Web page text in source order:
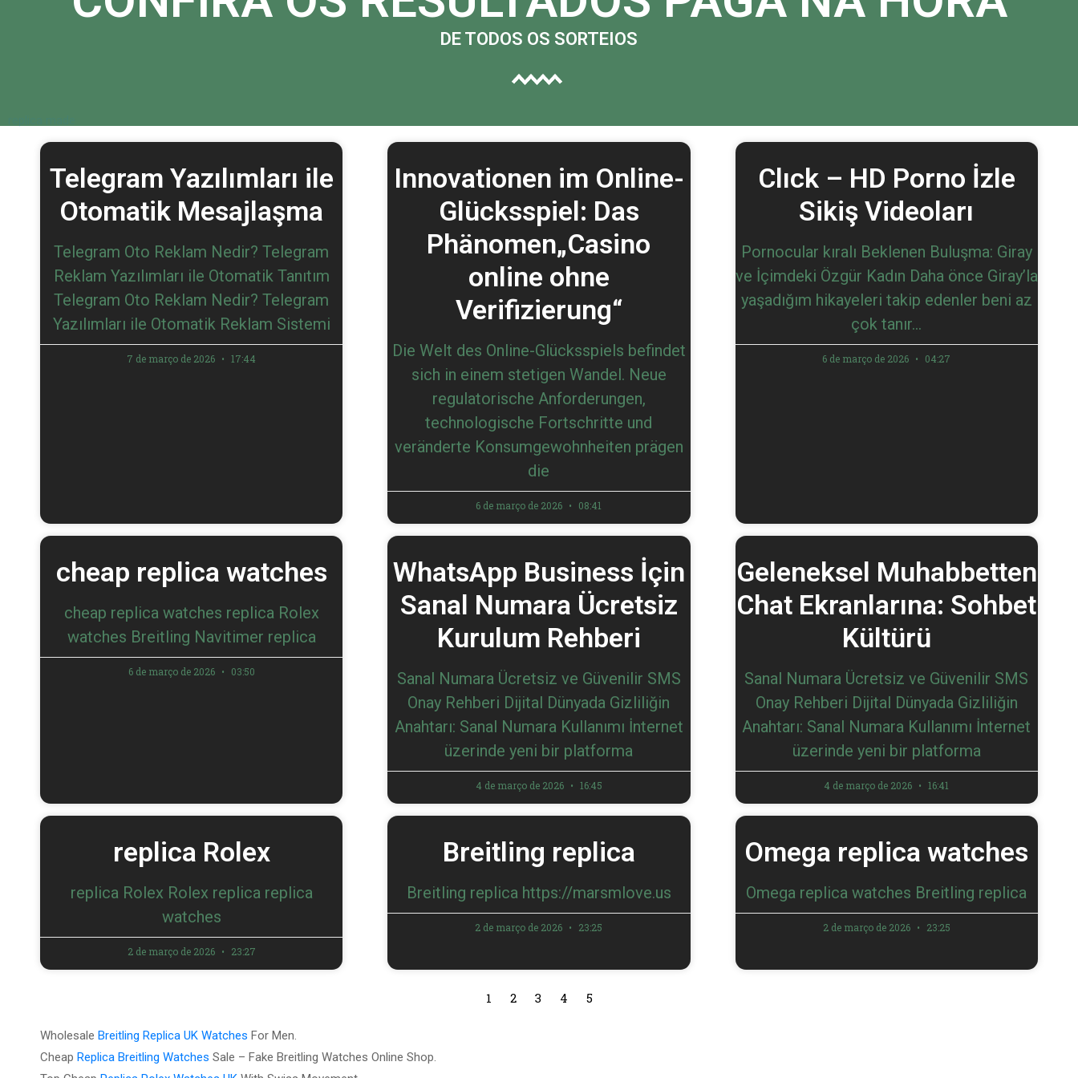
DE TODOS OS SORTEIOS
Telegram Yazılımları ile
Otomatik Mesajlaşma
Telegram Oto Reklam Nedir? Telegram
Reklam Yazılımları ile Otomatik Tanıtım
Telegram Oto Reklam Nedir? Telegram
Yazılımları ile Otomatik Reklam Sistemi
7 de março de 2026 17:44
Innovationen im Online-
Glücksspiel: Das
Phänomen„Casino
online ohne
Verifizierung“
Die Welt des Online-Glücksspiels befindet
sich in einem stetigen Wandel. Neue
regulatorische Anforderungen,
technologische Fortschritte und
veränderte Konsumgewohnheiten prägen
die
6 de março de 2026 08:41
Clıck – HD Porno İzle
Sikiş Videoları
Pornocular kıralı Beklenen Buluşma: Giray
ve İçimdeki Özgür Kadın Daha önce Giray’la
yaşadığım hikayeleri takip edenler beni az
çok tanır…
6 de março de 2026 04:27
cheap replica watches
cheap replica watches replica Rolex
watches Breitling Navitimer replica
6 de março de 2026 03:50
WhatsApp Business İçin
Sanal Numara Ücretsiz
Kurulum Rehberi
Sanal Numara Ücretsiz ve Güvenilir SMS
Onay Rehberi Dijital Dünyada Gizliliğin
Anahtarı: Sanal Numara Kullanımı İnternet
üzerinde yeni bir platforma
4 de março de 2026 16:45
Geleneksel Muhabbetten
Chat Ekranlarına: Sohbet
Kültürü
Sanal Numara Ücretsiz ve Güvenilir SMS
Onay Rehberi Dijital Dünyada Gizliliğin
Anahtarı: Sanal Numara Kullanımı İnternet
üzerinde yeni bir platforma
4 de março de 2026 16:41
replica Rolex
replica Rolex Rolex replica replica
watches
2 de março de 2026 23:27
Breitling replica
Breitling replica https://marsmlove.us
2 de março de 2026 23:25
Omega replica watches
Omega replica watches Breitling replica
2 de março de 2026 23:25
1 2 3 4 5
Wholesale Breitling Replica UK Watches For Men.
Cheap Replica Breitling Watches Sale – Fake Breitling Watches Online Shop.